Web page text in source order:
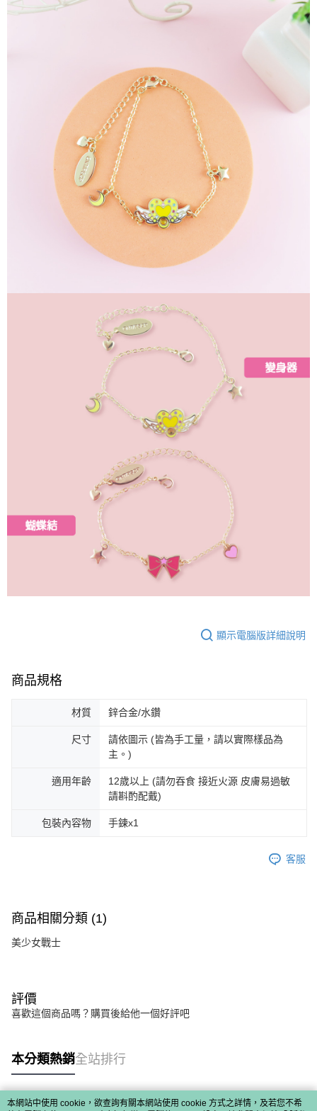
顯示電腦版詳細說明
商品規格
材質 鋅合金/水鑽
尺寸
請依圖示 (皆為手工量，請以實際樣品為
主。)
適用年齡
12歲以上 (請勿吞食 接近火源 皮膚易過敏
請斟酌配戴)
包裝內容物 手鍊x1
客服
商品相關分類 (1)
美少女戰士
評價
喜歡這個商品嗎？購買後給他一個好評吧
本分類熱銷全站排行
本網站中使用 cookie，欲查詢有關本網站使用 cookie 方式之詳情，及若您不希